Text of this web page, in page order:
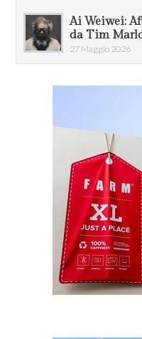
Ai Weiwei:
da Tim
27 Maggio 2026